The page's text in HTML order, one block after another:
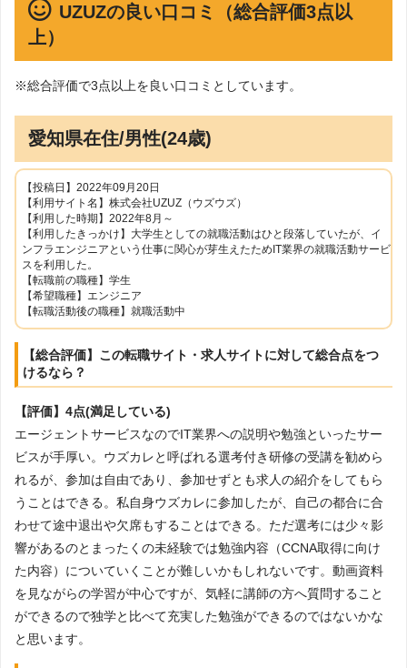
UZUZの良い口コミ（総合評価3点以
上）
※総合評価で3点以上を良い口コミとしています。
愛知県在住/男性(24歳)
【投稿日】2022年09月20日
【利用サイト名】株式会社UZUZ（ウズウズ）
【利用した時期】2022年8月～
【利用したきっかけ】大学生としての就職活動はひと段落していたが、イ
ンフラエンジニアという仕事に関心が芽生えたためIT業界の就職活動サービ
スを利用した。
【転職前の職種】学生
【希望職種】エンジニア
【転職活動後の職種】就職活動中
【総合評価】この転職サイト・求人サイトに対して総合点をつ
けるなら？
【評価】4点(満足している)
エージェントサービスなのでIT業界への説明や勉強といったサー
ビスが手厚い。ウズカレと呼ばれる選考付き研修の受講を勧めら
れるが、参加は自由であり、参加せずとも求人の紹介をしてもら
うことはできる。私自身ウズカレに参加したが、自己の都合に合
わせて途中退出や欠席もすることはできる。ただ選考には少々影
響があるのとまったくの未経験では勉強内容（CCNA取得に向け
た内容）についていくことが難しいかもしれないです。動画資料
を見ながらの学習が中心ですが、気軽に講師の方へ質問すること
ができるので独学と比べて充実した勉強ができるのではないかな
と思います。